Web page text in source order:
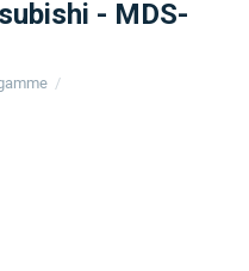
- MDS-
/